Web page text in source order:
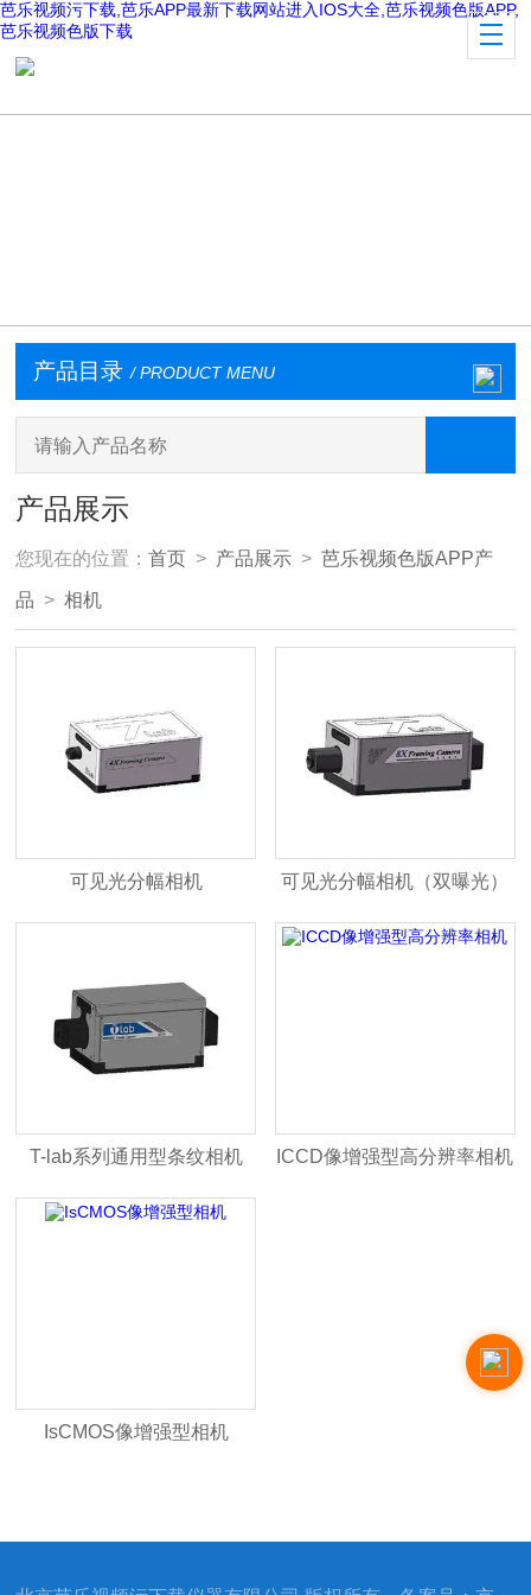
芭乐视频污下载,芭乐APP最新下载网站进入IOS大全,芭乐视频色版APP,
芭乐视频色版下载
产品目录 / PRODUCT MENU
产品展示
您现在的位置：首页 > 产品展示 >芭乐视频色版APP产
品 >相机
可见光分幅相机 可见光分幅相机（双曝光）
T-lab系列通用型条纹相机 ICCD像增强型高分辨率相机
IsCMOS像增强型相机